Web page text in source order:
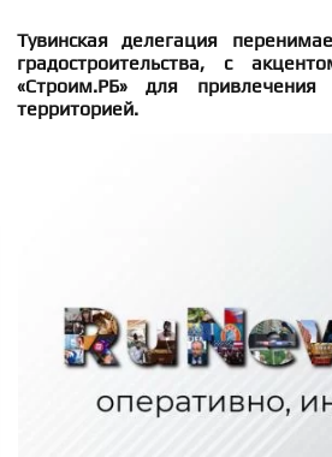
Тувинская делегация
градостроительства, с
«Строим.РБ» для
территорией.